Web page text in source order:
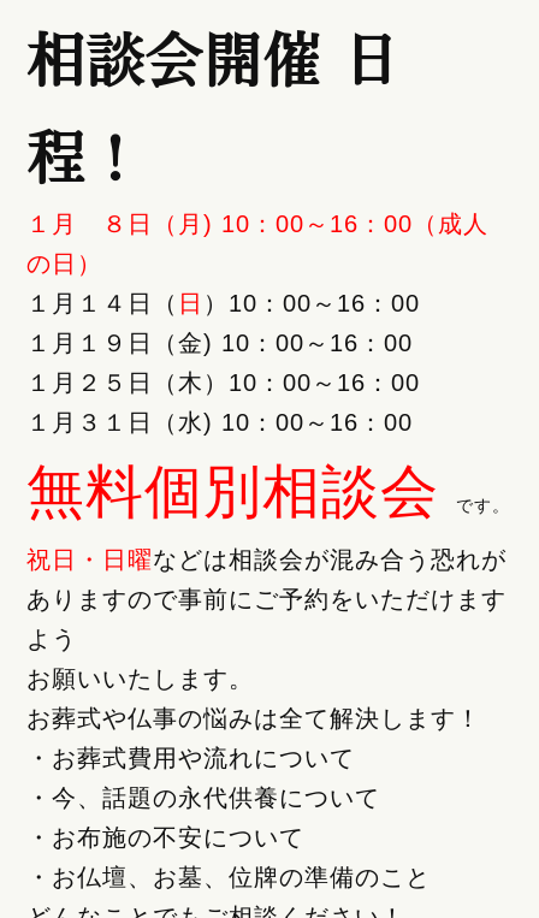
相談会開催 日
程！
１月 ８日（月) 10：00～16：00（成人
の日）
１月１４日（ 日 ）10：00～16：00
１月１９日（金) 10：00～16：00
１月２５日（木）10：00～16：00
１月３１日（水) 10：00～16：00
無料個別相談会 です。
祝日・日曜などは相談会が混み合う恐れが
ありますので事前にご予約をいただけます
よう
お願いいたします。
お葬式や仏事の悩みは全て解決します！
・お葬式費用や流れについて
・今、話題の永代供養について
・お布施の不安について
・お仏壇、お墓、位牌の準備のこと